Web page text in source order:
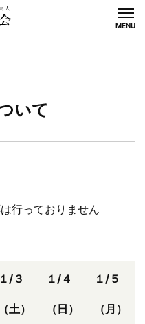
MENU
いて
行っておりません
１/３
（土）
１/４
（日）
１/５
（月）